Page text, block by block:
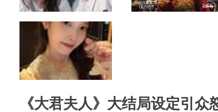
《大君夫人》大结局设定引